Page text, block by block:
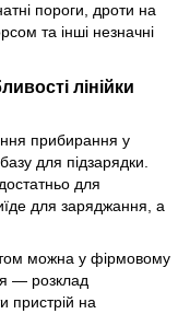
пороги, дроти на
та інші незначні
лінійки
прибирання у
для підзарядки.
для
для заряджання, а
можна у фірмовому
— розклад
пристрій на